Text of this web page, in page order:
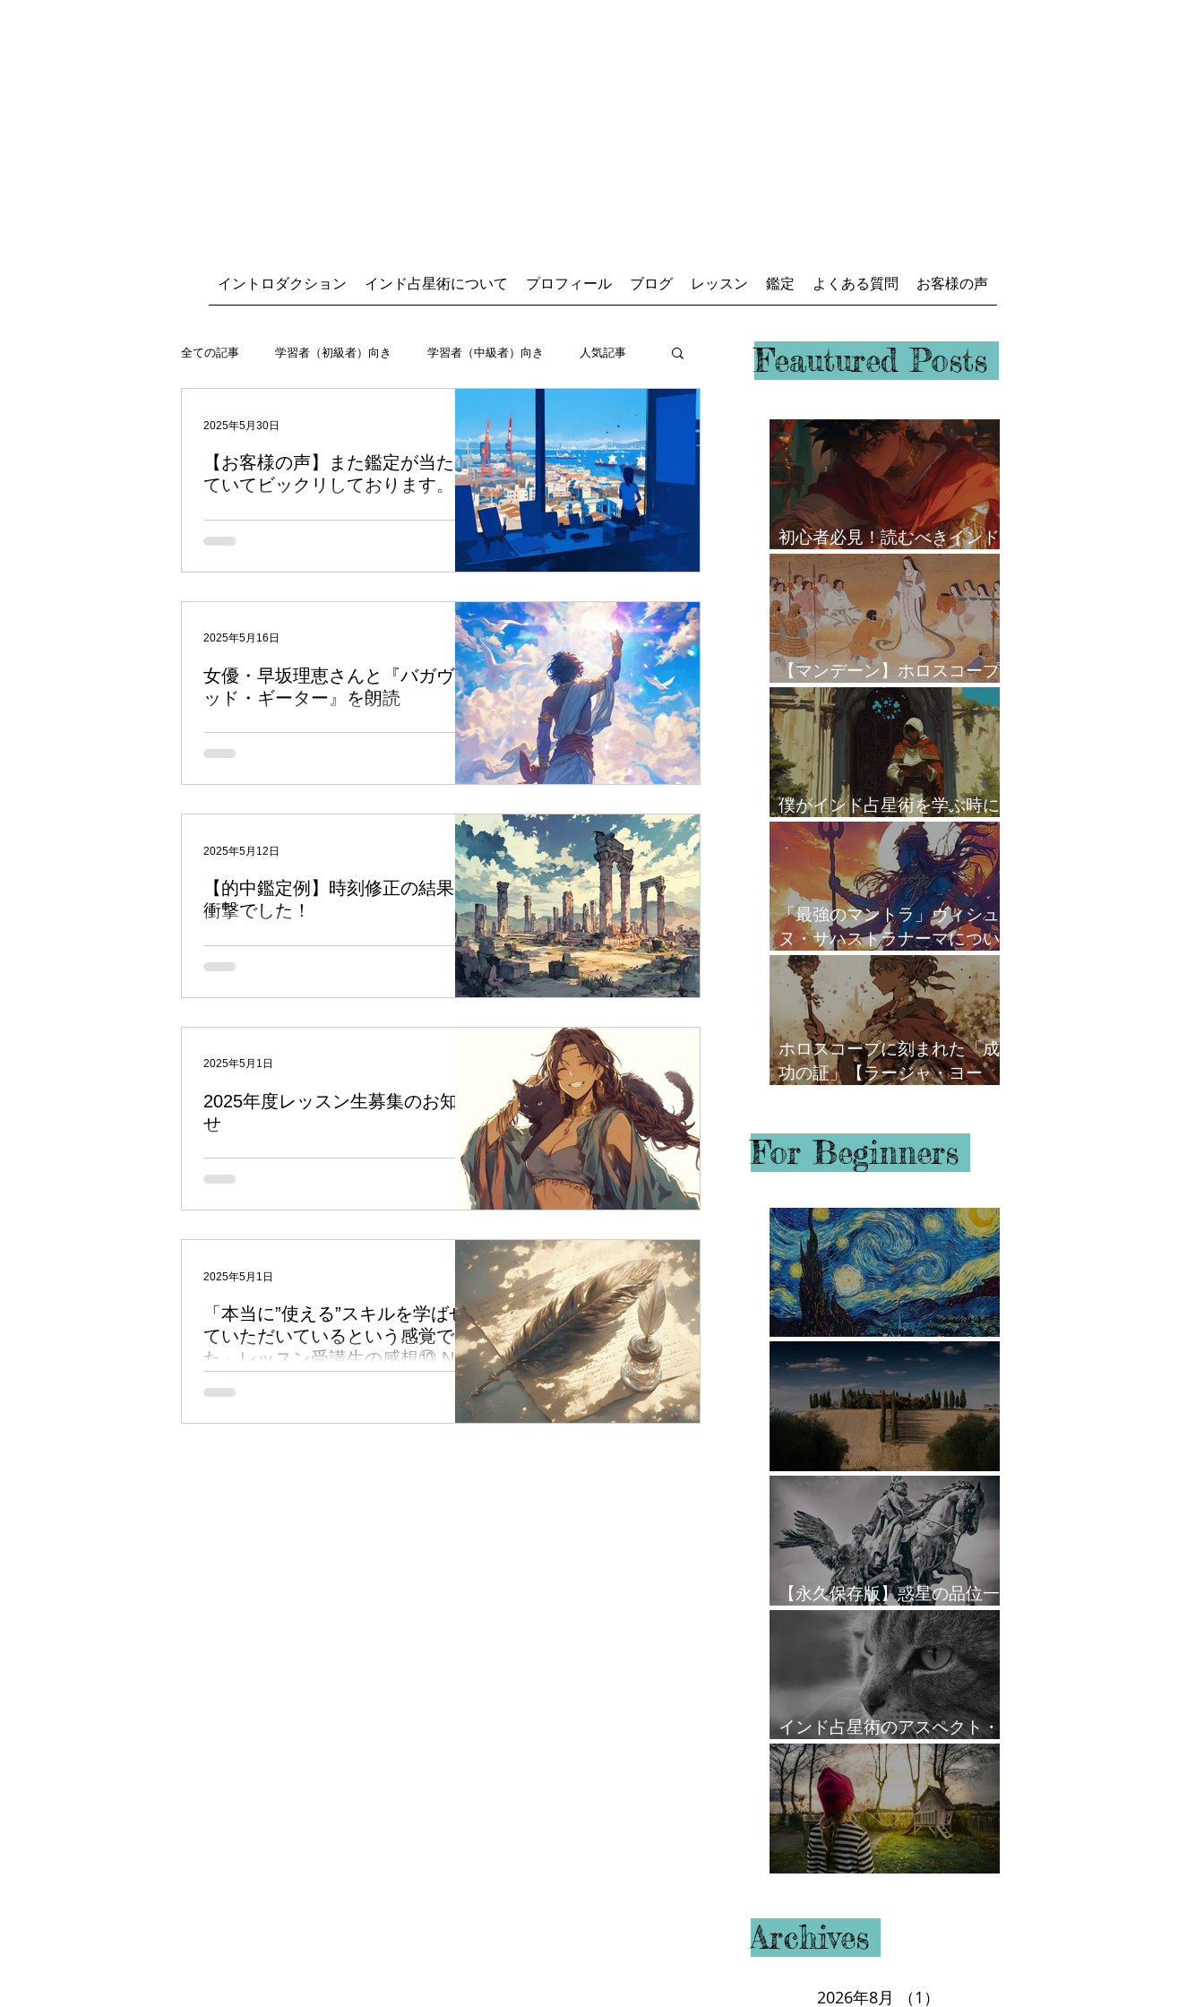
全ての記事 学習者（初級者）向き 学習者（中級者）向き 人気記事
インド占星術のキホン お知らせ テーマ別リサーチ
マンデーン（政治・時事） プラシュナ（ホラリー）
レッスン生の感想
マントラ
【お客様の声】また鑑定が当たっ
ていてビックリしております。
定以来、毎年一度は再鑑定に来られています。 色々
とご苦労されていると思いますが、これで少しは風
話になります。...
2025年5月30日
女優・早坂理恵さんと『バガヴァ
ッド・ギーター』を朗読
先日ブログでもご紹介した「 ストートラム詠唱会＆
バガヴァッド・ギーター朗読会 」も開始から3か月
を迎えました。 女優さんたちの力もあり、「耳で聞
くギーター」の世界は、活字を目で追うのとはまっ
2025年5月16日
【的中鑑定例】時刻修正の結果が
衝撃でした！
以下は先日鑑定した方から届いたフィードバックで
す。 この方はもともとインド占星術に興味があり、
インド占星術を学んだことも、鑑定してもらったこ
ともあるということでした。 ↓ 要は、 僕が時刻修正
いうご感想です。...
2025年5月12日
2025年度レッスン生募集のお知ら
せ
インド占星術グループレッスン 「Jyotish Lesson for
Biginners」 の募集を開始します！ こちらは基本的
にインド占星術初心者を対象にした講座です。 6月
中旬開講。 毎年さまざまな方が受講されますが、レ
事も...
2025年5月1日
「本当に”使える”スキルを学ばせ
ていただいているという感覚でし
た」レッスン受講生の感想⑩ N.S
先日に続き、アキュバルのインド占星術プライベー
トレッスン「Jyotish Lesson for Biginners」（2025
年度生徒募集中）の受講生が寄せてくれた感想をご
2025年5月1日
占星術師アキュバル
Feautured Posts
初心者必見！読むべきインド
占星術本 BEST3
【マンデーン】ホロスコープ
とダシャーで皇位継承を読む
僕がインド占星術を学ぶ時に
心がけていること
「最強のマントラ」ヴィシュ
ヌ・サハストラナーマについ
て
ホロスコープに刻まれた「成
功の証」【ラージャ・ヨー
For Beginners
惑星の象意まとめ
12ハウスの象意まとめ
【永久保存版】惑星の品位一
覧
インド占星術のアスペクト・
ルール
Archives
2026年8月 （1）
イントロダクション インド占星術について プロフィール ブログ レッスン 鑑定 よくある質問 お客様の声